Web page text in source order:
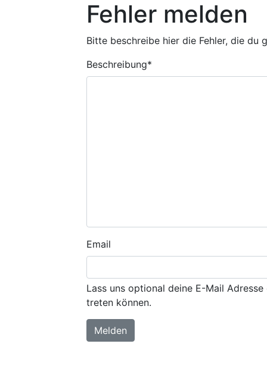
Fehler melden
Bitte beschreibe hier die Fehler, die du
Beschreibung*
Email
Lass uns optional deine E-Mail
treten können.
Melden